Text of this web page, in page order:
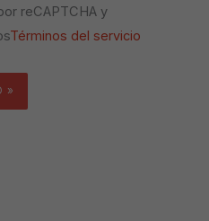
reCAPTCHA y
Términos del servicio